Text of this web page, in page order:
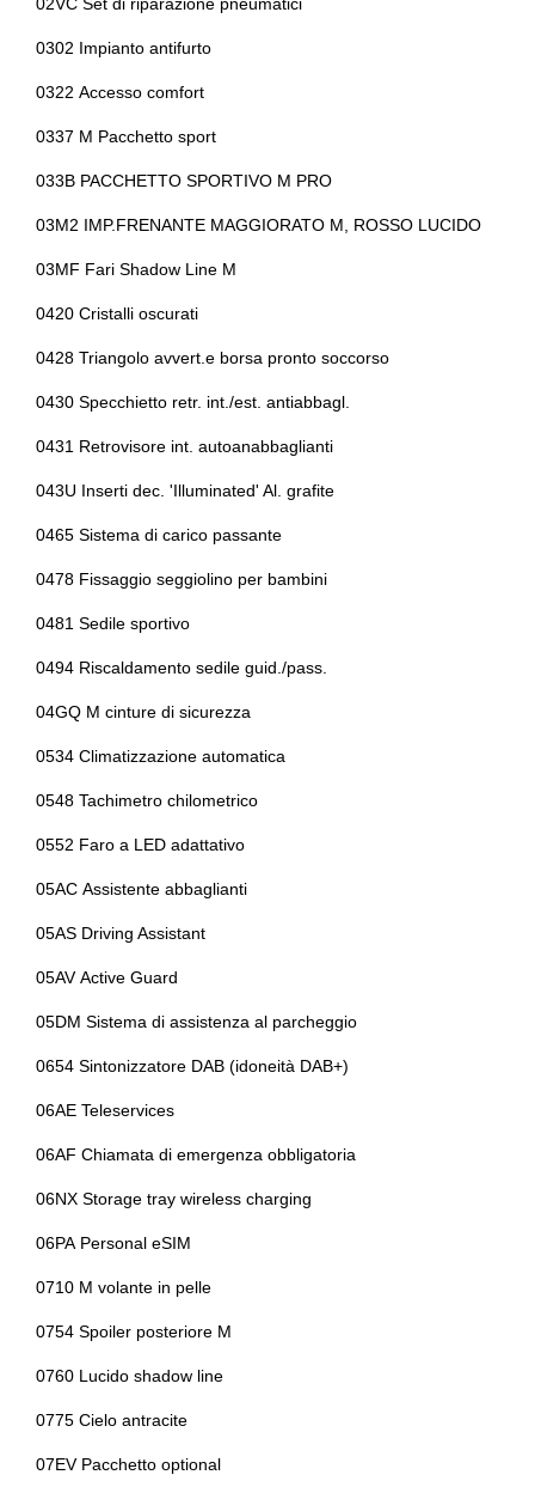
Interni personalizzazione colori
Kit riparazione pneumatici / tirefit
Luci di emergenza
Pacchetto sicurezza
Personalizzazione colori esterni
Personalizzazioni linea e stile
Portabicchiere
Presa 12v aggiuntiva
Protezione motore
Radar
Radio dab
Regolatore di velocità - cruise control
Sedile riscaldato lato guidatore
Sedili anteriori regolabili
Sedili anteriori sportivi
Selettore stile di guida
Controllo della trazione
Cornering brake control
Differenziale autobloccante elettronico
Fari a led
Fari automatici e sensore pioggia
Fissaggi isofix
Freni sportivi
Freno di stazionamento elettrico
Illuminazione ambientale
Illuminazione bagagliaio
Impianto audio con 6 altoparlanti
Impianto di scarico
Indicatore pressione pneumatici
Interni in alcantara e pelle
Interni personalizzazione colori
Luci di emergenza
02VC Set di riparazione pneumatici
0302 Impianto antifurto
0322 Accesso comfort
0337 M Pacchetto sport
033B PACCHETTO SPORTIVO M PRO
03M2 IMP.FRENANTE MAGGIORATO M, ROSSO LUCIDO
03MF Fari Shadow Line M
0420 Cristalli oscurati
0428 Triangolo avvert.e borsa pronto soccorso
0430 Specchietto retr. int./est. antiabbagl.
0431 Retrovisore int. autoanabbaglianti
043U Inserti dec. 'Illuminated' Al. grafite
0465 Sistema di carico passante
0478 Fissaggio seggiolino per bambini
0481 Sedile sportivo
0494 Riscaldamento sedile guid./pass.
04GQ M cinture di sicurezza
0534 Climatizzazione automatica
0548 Tachimetro chilometrico
0552 Faro a LED adattativo
05AC Assistente abbaglianti
05AS Driving Assistant
05AV Active Guard
05DM Sistema di assistenza al parcheggio
0654 Sintonizzatore DAB (idoneità DAB+)
06AE Teleservices
06AF Chiamata di emergenza obbligatoria
06NX Storage tray wireless charging
06PA Personal eSIM
0710 M volante in pelle
0754 Spoiler posteriore M
0760 Lucido shadow line
0775 Cielo antracite
07EV Pacchetto optional